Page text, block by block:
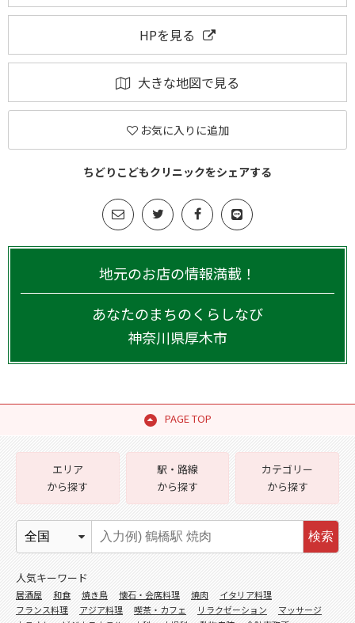
HPを見る
大きな地図で見る
お気に入りに追加
ちどりこどもクリニックをシェアする
地元のお店の情報満載！
あなたのまちのくらしなび
神奈川県厚木市
PAGE TOP
エリア
から探す
駅・路線
から探す
カテゴリー
から探す
検索
人気キーワード
居酒屋 和食 焼き鳥 懐石・会席料理 焼肉
イタリア料理
フランス料理
アジア料理 喫茶・カフェ リラクゼーション
マッサージ